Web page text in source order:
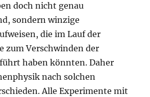
doch nicht genau
sondern winzige
die im Lauf der
zum Verschwinden der
haben könnten. Daher
nach solchen
Alle Experimente mit